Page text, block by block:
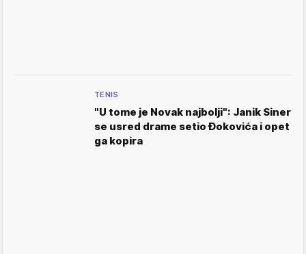
TENIS
"U tome je Novak najbolji": Janik Siner
se usred drame setio Đokovića i opet
ga kopira